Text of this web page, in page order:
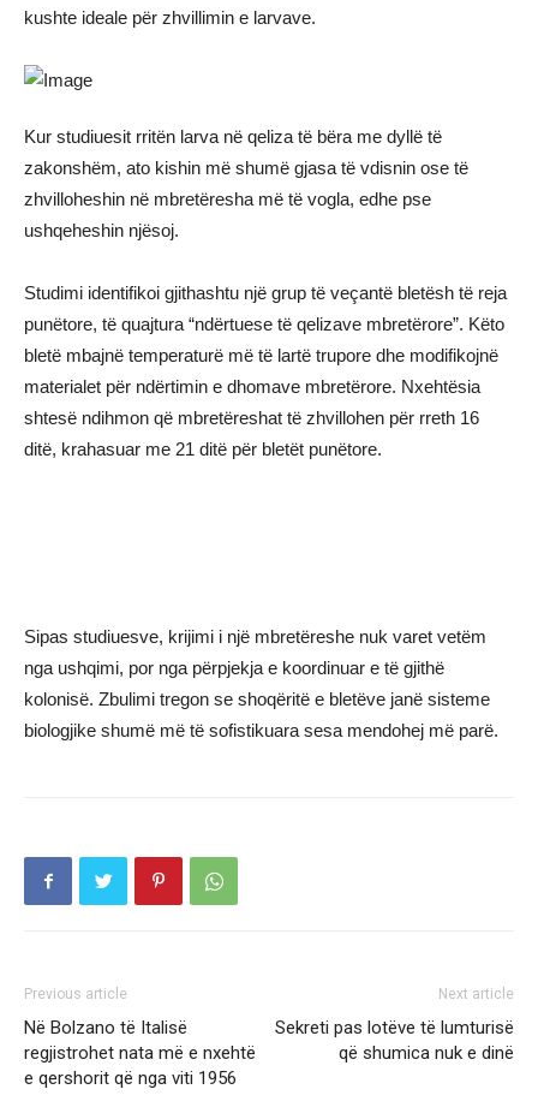
kushte ideale për zhvillimin e larvave.
Kur studiuesit rritën larva në qeliza të bëra me dyllë të
zakonshëm, ato kishin më shumë gjasa të vdisnin ose të
zhvilloheshin në mbretëresha më të vogla, edhe pse
ushqeheshin njësoj.
Studimi identifikoi gjithashtu një grup të veçantë bletësh të reja
punëtore, të quajtura “ndërtuese të qelizave mbretërore”. Këto
bletë mbajnë temperaturë më të lartë trupore dhe modifikojnë
materialet për ndërtimin e dhomave mbretërore. Nxehtësia
shtesë ndihmon që mbretëreshat të zhvillohen për rreth 16
ditë, krahasuar me 21 ditë për bletët punëtore.
Sipas studiuesve, krijimi i një mbretëreshe nuk varet vetëm
nga ushqimi, por nga përpjekja e koordinuar e të gjithë
kolonisë. Zbulimi tregon se shoqëritë e bletëve janë sisteme
biologjike shumë më të sofistikuara sesa mendohej më parë.
Previous article
Në Bolzano të Italisë
regjistrohet nata më e nxehtë
e qershorit që nga viti 1956
Next article
Sekreti pas lotëve të lumturisë
që shumica nuk e dinë